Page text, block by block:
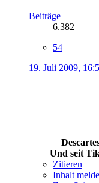
Beiträge
6.382
54
19. Juli 2009,
Und seit
Zitieren
Inhalt